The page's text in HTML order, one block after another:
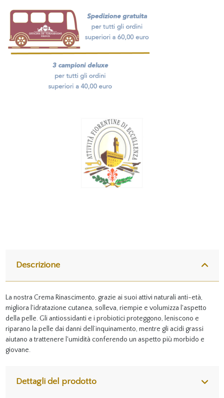
Descrizione
La nostra Crema Rinascimento, grazie ai suoi attivi naturali anti-età,
migliora l'idratazione cutanea, solleva, riempie e volumizza l'aspetto
della pelle. Gli antiossidanti e i probiotici proteggono, leniscono e
riparano la pelle dai danni dell’inquinamento, mentre gli acidi grassi
aiutano a trattenere l'umidità conferendo un aspetto più morbido e
giovane.
Dettagli del prodotto